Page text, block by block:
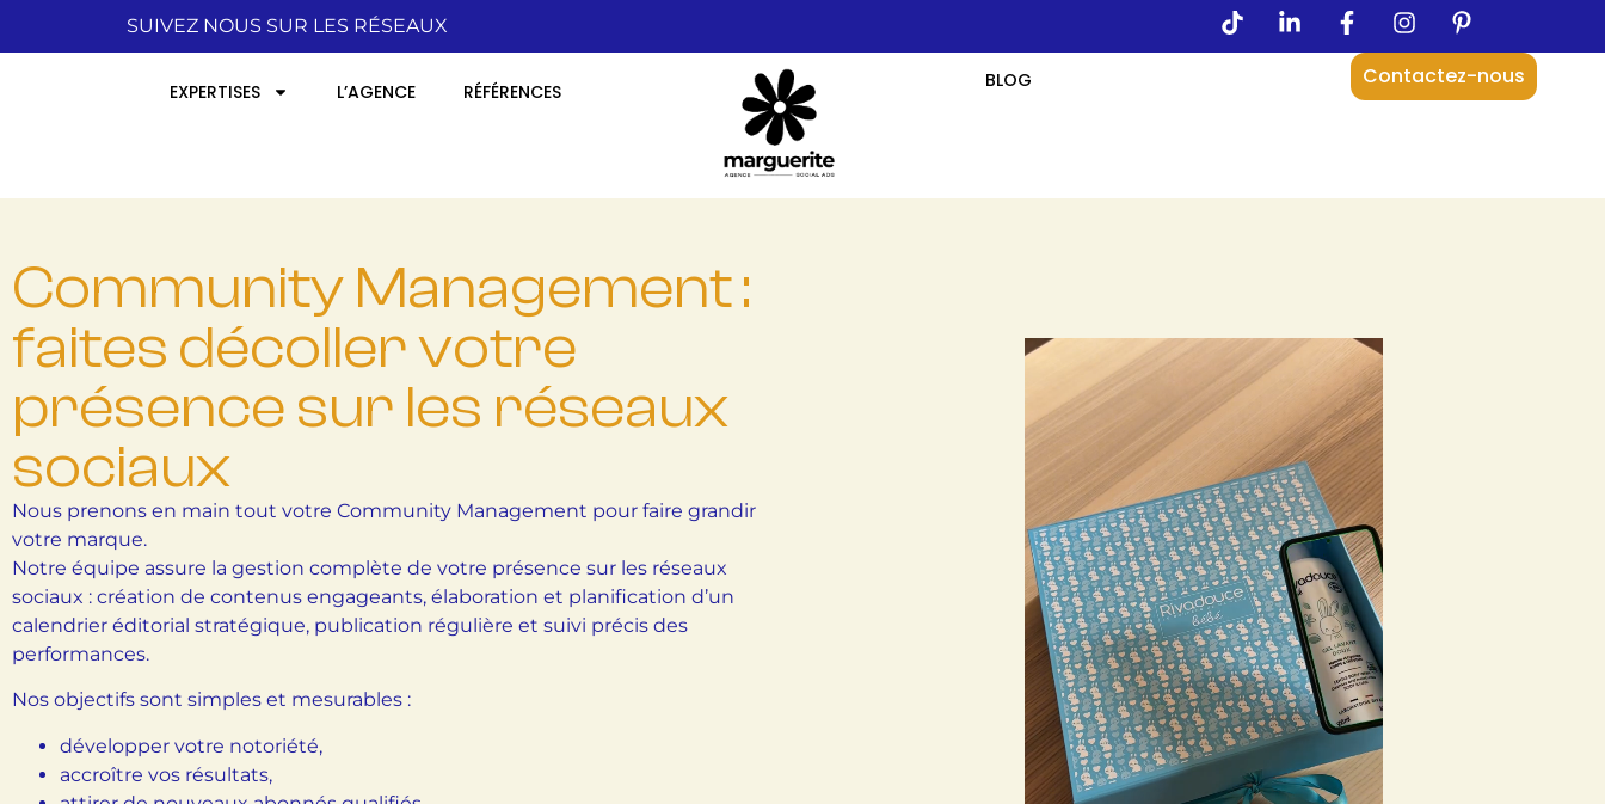
SUIVEZ NOUS SUR LES RÉSEAUX
EXPERTISES L’AGENCE RÉFÉRENCES BLOG Contactez-nous
Community Management :
faites décoller votre
présence sur les réseaux
sociaux
Nous prenons en main tout votre Community Management pour faire grandir
votre marque.
Notre équipe assure la gestion complète de votre présence sur les réseaux
sociaux : création de contenus engageants, élaboration et planification d’un
calendrier éditorial stratégique, publication régulière et suivi précis des
performances.
Nos objectifs sont simples et mesurables :
développer votre notoriété,
accroître vos résultats,